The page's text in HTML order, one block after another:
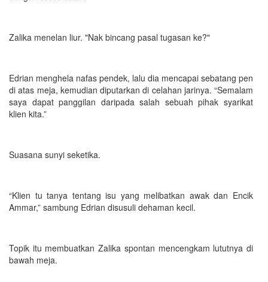
Zalika menelan liur. "Nak bincang pasal tugasan ke?"
Edrian menghela nafas pendek, lalu dia mencapai sebatang pen
di atas meja, kemudian diputarkan di celahan jarinya. “Semalam
saya dapat panggilan daripada salah sebuah pihak syarikat
klien kita.”
Suasana sunyi seketika.
“Klien tu tanya tentang isu yang melibatkan awak dan Encik
Ammar,” sambung Edrian disusuli dehaman kecil.
Topik itu membuatkan Zalika spontan mencengkam lututnya di
bawah meja.